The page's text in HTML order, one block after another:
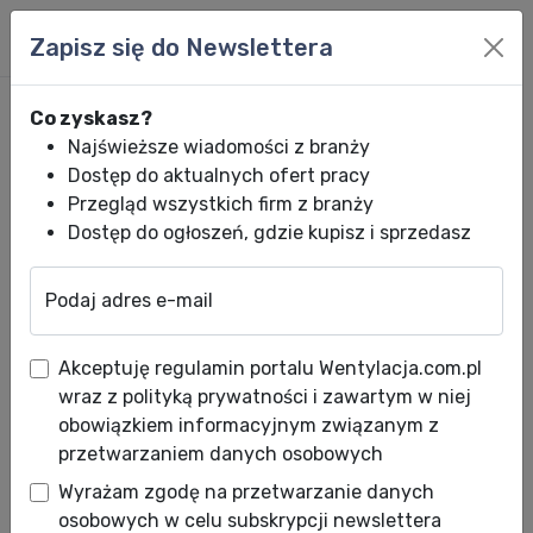
Wentylacja.com.pl News HVACR
Panasonic
Aquarea
zaprasza
do
Zapisz się do Newslettera
Co zyskasz?
Najświeższe wiadomości z branży
Dostęp do aktualnych ofert pracy
Przegląd wszystkich firm z branży
Dostęp do ogłoszeń, gdzie kupisz i sprzedasz
Podaj adres e-mail
Akceptuję regulamin portalu Wentylacja.com.pl
wraz z polityką prywatności i zawartym w niej
obowiązkiem informacyjnym związanym z
przetwarzaniem danych osobowych
Wyrażam zgodę na przetwarzanie danych
osobowych w celu subskrypcji newslettera